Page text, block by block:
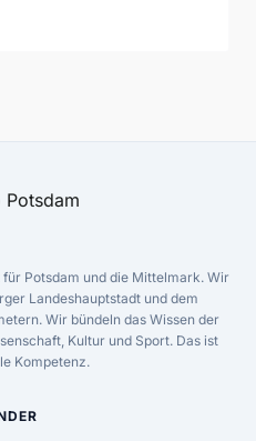
Potsdam und die Mittelmark. Wir
Landeshauptstadt und dem
Wir bündeln das Wissen der
Kultur und Sport. Das ist
Kompetenz.